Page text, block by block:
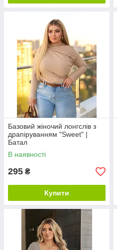
Базовий жіночий лонгслів з
драпіруванням "Sweet" |
Батал
В наявності
295 ₴
Купити